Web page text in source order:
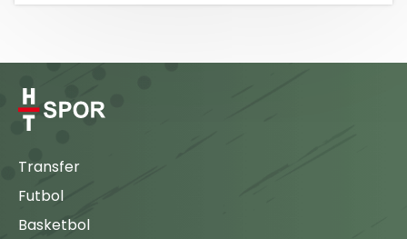
Transfer
Futbol
Basketbol